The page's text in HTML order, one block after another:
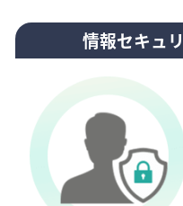
情報セキュ